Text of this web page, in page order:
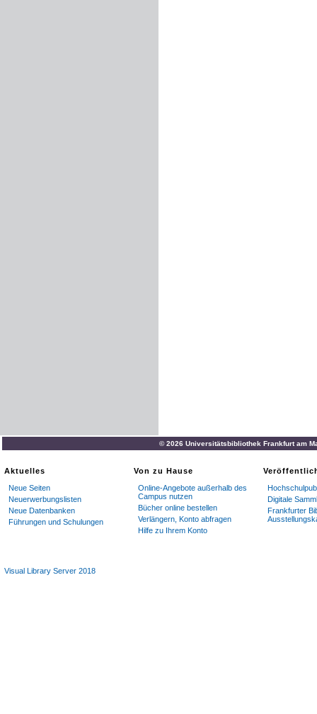
© 2026 Universitätsbibliothek Frankfurt am
Aktuelles
Neue Seiten
Neuerwerbungslisten
Neue Datenbanken
Führungen und Schulungen
Von zu Hause
Online-Angebote außerhalb des
Campus nutzen
Bücher online bestellen
Verlängern, Konto abfragen
Hilfe zu Ihrem Konto
Digitale
Frankfurter
Visual Library Server 2018